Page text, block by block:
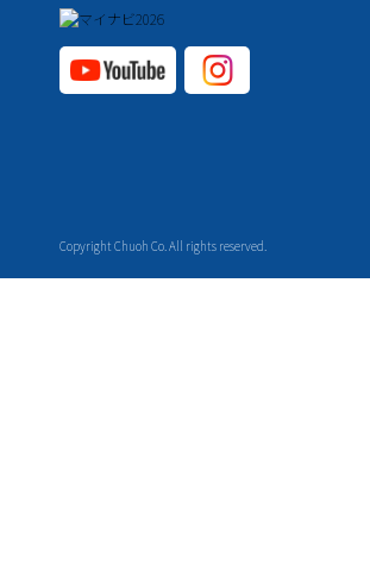
Copyright Chuoh Co. All rights reserved.